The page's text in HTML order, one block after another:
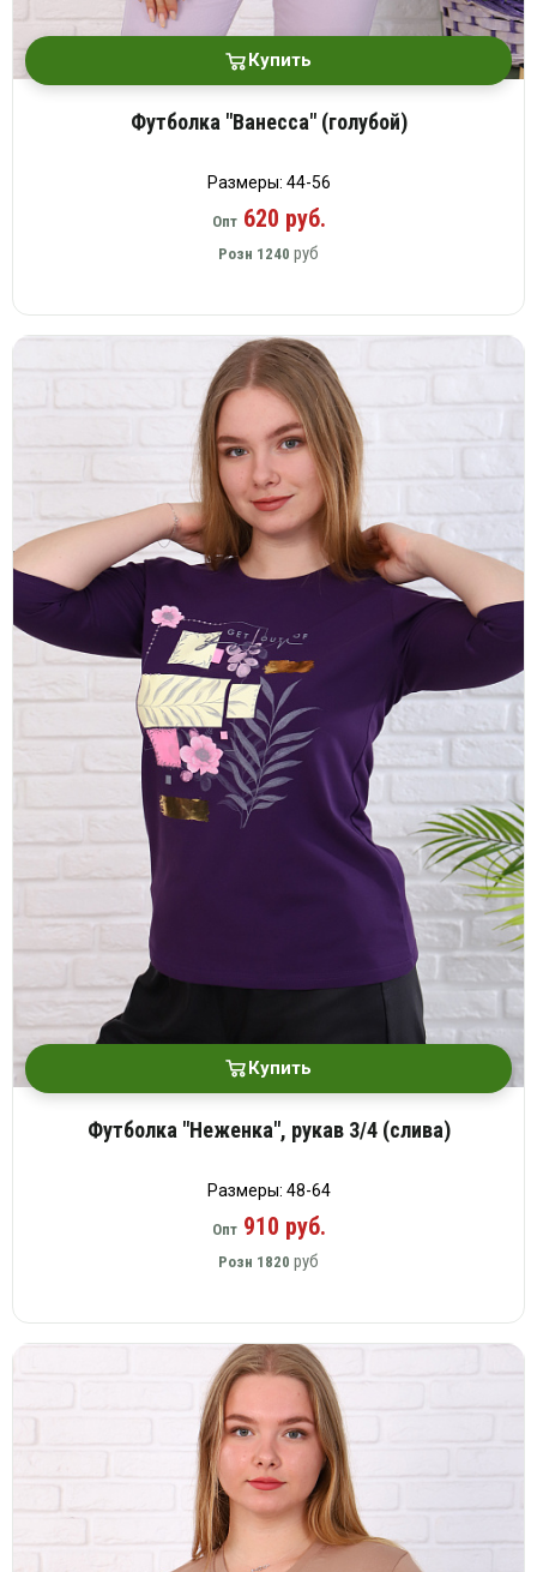
Купить
Футболка "Ванесса" (голубой)
Размеры: 44-56
Опт620 руб.
Розн 1240 руб
Купить
Футболка "Неженка", рукав 3/4 (слива)
Размеры: 48-64
Опт910 руб.
Розн 1820 руб